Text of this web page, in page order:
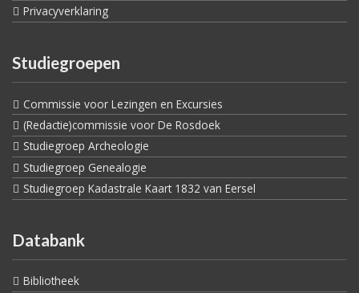
Privacyverklaring
Studiegroepen
Commissie voor Lezingen en Excursies
(Redactie)commissie voor De Rosdoek
Studiegroep Archeologie
Studiegroep Genealogie
Studiegroep Kadastrale Kaart 1832 van Eersel
Databank
Bibliotheek